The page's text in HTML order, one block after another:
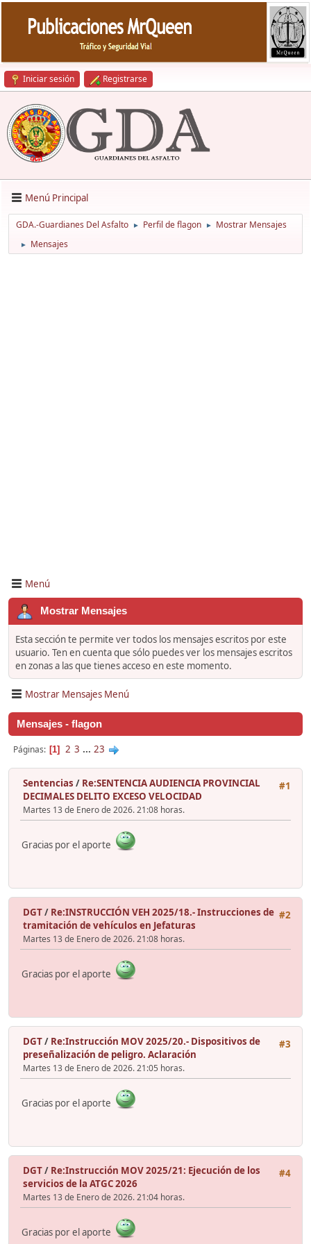
Iniciar sesión Registrarse
Menú Principal
GDA.-Guardianes Del Asfalto ► Perfil de flagon ► Mostrar Mensajes
► Mensajes
Menú
Mostrar Mensajes
Esta sección te permite ver todos los mensajes escritos por este
usuario. Ten en cuenta que sólo puedes ver los mensajes escritos
en zonas a las que tienes acceso en este momento.
Mostrar Mensajes Menú
Mensajes - flagon
Páginas 1 2 3 ... 23
#1
Sentencias / Re:SENTENCIA AUDIENCIA PROVINCIAL
DECIMALES DELITO EXCESO VELOCIDAD
Martes 13 de Enero de 2026. 21:08 horas.
Gracias por el aporte
#2
DGT/ Re:INSTRUCCIÓN VEH 2025/18.- Instrucciones de
tramitación de vehículos en Jefaturas
Martes 13 de Enero de 2026. 21:08 horas.
Gracias por el aporte
#3
DGT/ Re:Instrucción MOV 2025/20.- Dispositivos de
preseñalización de peligro. Aclaración
Martes 13 de Enero de 2026. 21:05 horas.
Gracias por el aporte
#4
DGT/ Re:Instrucción MOV 2025/21: Ejecución de los
servicios de la ATGC 2026
Martes 13 de Enero de 2026. 21:04 horas.
Gracias por el aporte